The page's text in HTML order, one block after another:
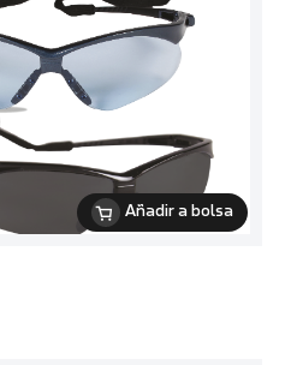
Añadir a bolsa